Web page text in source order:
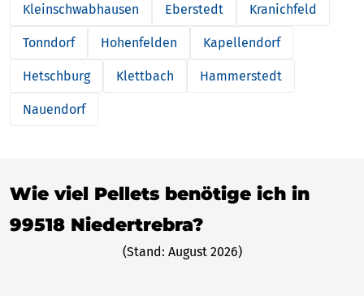
Kleinschwabhausen Eberstedt Kranichfeld
Tonndorf Hohenfelden Kapellendorf
Hetschburg Klettbach Hammerstedt
Nauendorf
Wie viel Pellets benötige ich in
99518 Niedertrebra?
(Stand: August 2026)